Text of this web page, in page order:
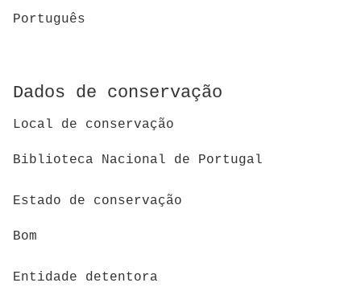
Português
Dados de conservação
Local de conservação
Biblioteca Nacional de Portugal
Estado de conservação
Bom
Entidade detentora